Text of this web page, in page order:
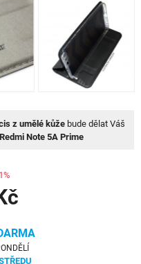
z umělé kůžebude dělat Váš
Note 5APrime